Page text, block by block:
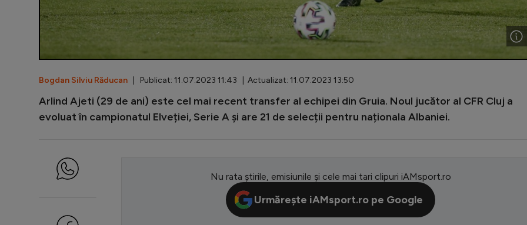
Bogdan Silviu Răducan | Publicat: 11.07.2023 11:43 | Actualizat: 11.07.2023 13:50
Arlind Ajeti (29 de ani) este cel mai recent transfer al echipei din Gruia. Noul jucător al CFR Cluj a
evoluat în campionatul Elveției, Serie A și are 21 de selecții pentru naționala Albaniei.
Nu rata știrile, emisiunile și cele mai tari clipuri iAMsport.ro
Urmărește iAMsport.ro pe Google